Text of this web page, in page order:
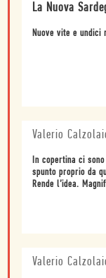
La Nuova
Nuove vite e undici
Valerio
In copertina ci
spunto proprio da
Rende l’idea.
Valerio